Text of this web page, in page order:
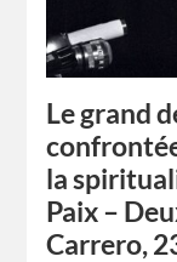
Le grand
la
Paix –
Carrero,